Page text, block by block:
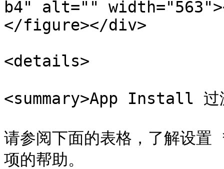
b4" alt=""
</figure></div>
<details>
<summary>App Install 过
请参阅下面的表格，了解设
项的帮助。